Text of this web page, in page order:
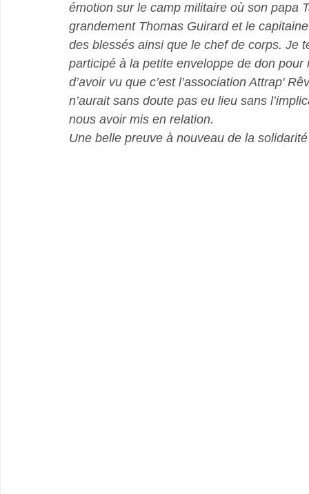
émotion sur le camp militaire où son papa
grandement Thomas Guirard et le
des blessés ainsi que le chef de corps. Je
participé à la petite enveloppe de don
d’avoir vu que c’est l’association Attrap'
n’aurait sans doute pas eu lieu sans
nous avoir mis en relation.
Une belle preuve à nouveau de la